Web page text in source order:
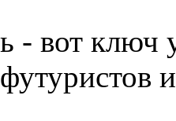
- вот ключ